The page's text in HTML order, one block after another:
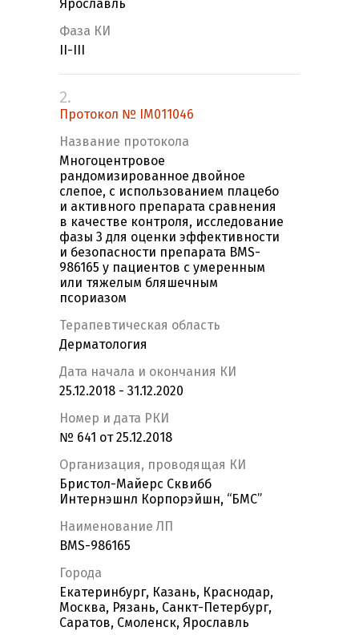
Ярославль
Фаза КИ
II-III
2.
Протокол № IM011046
Название протокола
Многоцентровое
рандомизированное двойное
слепое, с использованием плацебо
и активного препарата сравнения
в качестве контроля, исследование
фазы 3 для оценки эффективности
и безопасности препарата BMS-
986165 у пациентов с умеренным
или тяжелым бляшечным
псориазом
Терапевтическая область
Дерматология
Дата начала и окончания КИ
25.12.2018 - 31.12.2020
Номер и дата РКИ
№ 641 от 25.12.2018
Организация, проводящая КИ
Бристол-Майерс Сквибб
Интернэшнл Корпорэйшн, “БМС”
Наименование ЛП
BMS-986165
Города
Екатеринбург, Казань, Краснодар,
Москва, Рязань, Санкт-Петербург,
Саратов, Смоленск, Ярославль